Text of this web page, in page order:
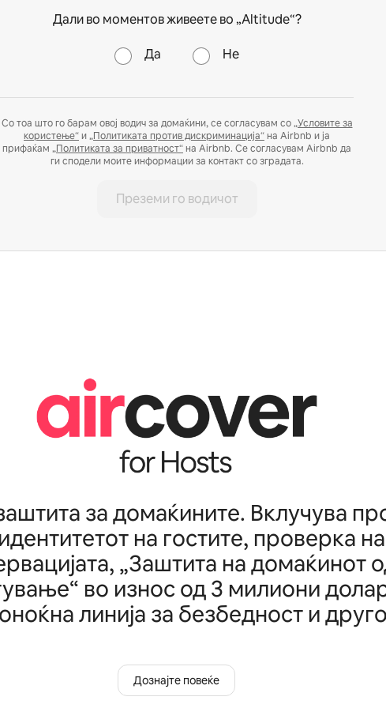
Дали во моментов живеете во „Altitude“?
Да Не
Со тоа што го барам овој водич за домаќини, се согласувам со„Условите за
користење“и„Политиката против дискриминација“на Airbnb и ја
прифаќам „Политиката за приватност“на Airbnb. Се согласувам Airbnb да
ги сподели моите информации за контакт со зградата.
Преземи го водичот
за домаќините. Вклучува
на гостите, проверка на
„Заштита на домаќинот
во износ од 3 милиони
линија за безбедност и
Дознајте повеќе